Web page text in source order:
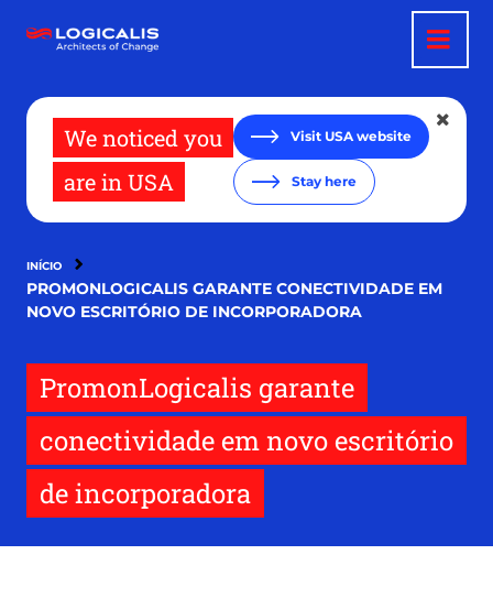
para
We noticed you
are in USA
Visit USA website
Stay here
INÍCIO
PROMONLOGICALIS GARANTE CONECTIVIDADE EM
NOVO ESCRITÓRIO DE INCORPORADORA
PromonLogicalis garante
conectividade em novo escritório
de incorporadora